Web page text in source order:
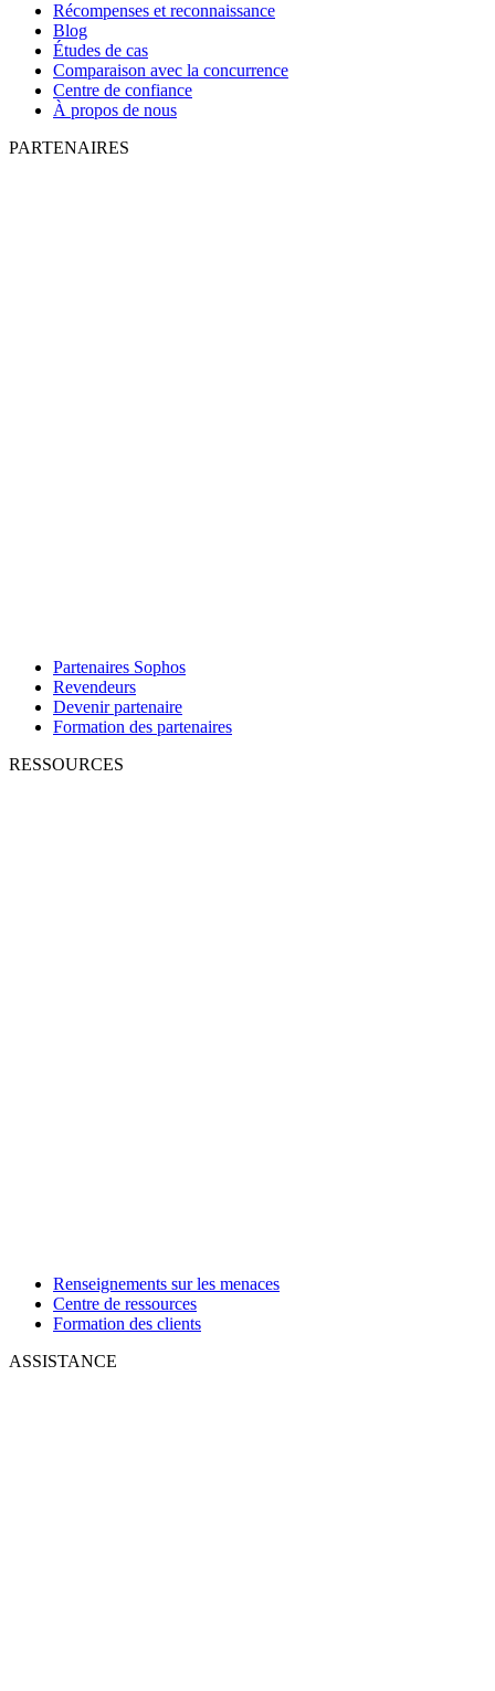
Récompenses et reconnaissance
Blog
Études de cas
Comparaison avec la concurrence
Centre de confiance
À propos de nous
PARTENAIRES
Partenaires Sophos
Revendeurs
Devenir partenaire
Formation des partenaires
RESSOURCES
Renseignements sur les menaces
Centre de ressources
Formation des clients
ASSISTANCE